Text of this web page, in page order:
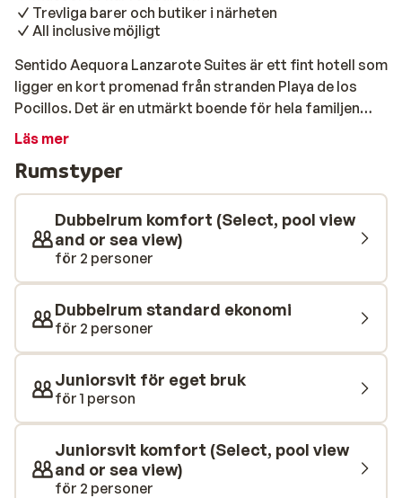
Trevliga barer och butiker i närheten
All inclusive möjligt
Sentido Aequora Lanzarote Suites är ett fint hotell som
ligger en kort promenad från stranden Playa de los
Pocillos. Det är en utmärkt boende för hela familjen
med roliga aktiviteter och sportalternativ.
dig därför mycket komfort. På morgonen kan du njuta
av en utsökt frukost och på kvällen kan du välja mellan
flera restauranger för middag. Detta härliga hotell har
flera pooler. Här kan barnen plaska runt i
vattenlekplatsen medan du njuter av en uppfriskande
drink.
Läs mer
Rumstyper
Dubbelrum komfort (Select, pool view
and or sea view)
för 2 personer
Dubbelrum standard ekonomi
för 2 personer
Juniorsvit för eget bruk
för 1 person
Juniorsvit komfort (Select, pool view
and or sea view)
för 2 personer